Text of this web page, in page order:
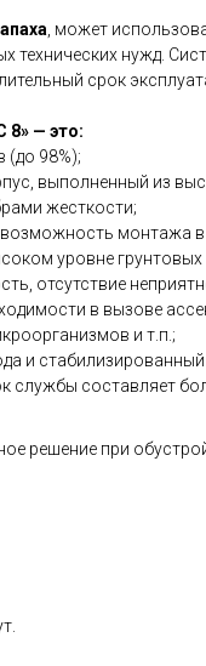
, может
технических нужд.
срок
8» — это:
(до 98%);
выполненный из
жесткости;
монтажа в
уровне грунтовых
отсутствие
в вызове
и т.п.;
и стабилизированный
службы составляет
решение при